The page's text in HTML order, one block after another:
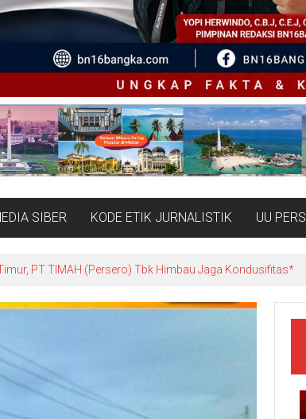
SIBER KODE ETIK JURNALISTIK UU PERS
PT TIMAH (Persero) Tbk Himbau Jaga Kondusifitas*